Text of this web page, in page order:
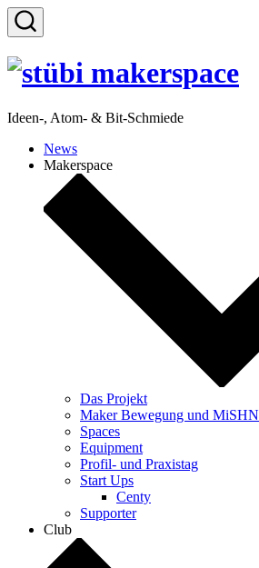
Zum
Inhalt
Suche
Ideen-, Atom- & Bit-Schmiede
News
Makerspace
Das Projekt
Maker Bewegung und MiSHN
Spaces
Equipment
Profil- und Praxistag
Start Ups
Centy
Supporter
Club